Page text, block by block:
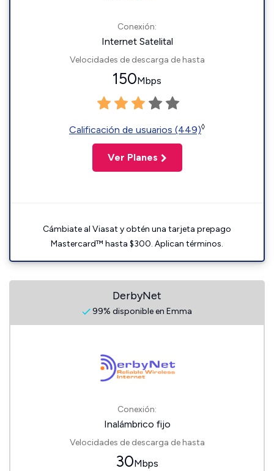
Conexión:
Internet Satelital
Velocidades de descarga de hasta
150Mbps
Calificación de usuarios (449)◊
Ver Planes
Cámbiate al Viasat y obtén una tarjeta prepago
Mastercard™ hasta $300. Aplican términos.
DerbyNet
99% disponible en Emma
Conexión:
Inalámbrico fijo
Velocidades de descarga de hasta
30Mbps